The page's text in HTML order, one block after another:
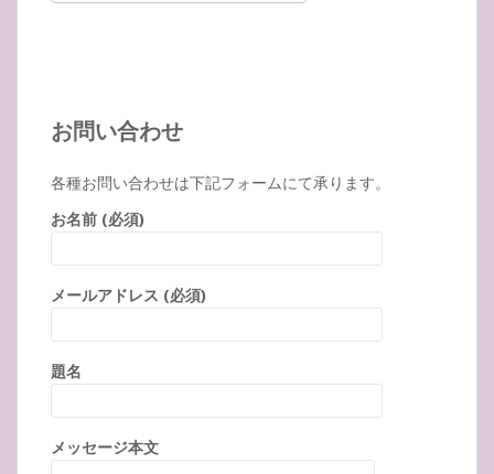
お問い合わせ
各種お問い合わせは下記フォームにて承ります。
お名前 (必須)
メールアドレス (必須)
題名
メッセージ本文